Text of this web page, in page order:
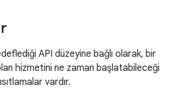
API düzeyine bağlı olarak, bir
hizmetini ne zaman başlatabileceği
vardır.